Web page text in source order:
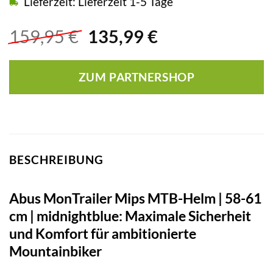
159,95€ Ursprünglicher
Preis
war:
159,95 €
135,99 €Aktueller
ist:
135,99 €.
ZUM PARTNERSHOP
BESCHREIBUNG
Abus MonTrailer Mips MTB-Helm | 58-61
cm | midnightblue: Maximale Sicherheit
und Komfort für ambitionierte
Mountainbiker